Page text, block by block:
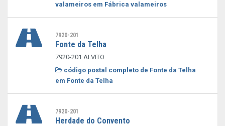
valameiros em Fábrica valameiros
7920-201
Fonte da Telha
7920-201 ALVITO
código postal completo de Fonte da Telha
em Fonte da Telha
7920-201
Herdade do Convento